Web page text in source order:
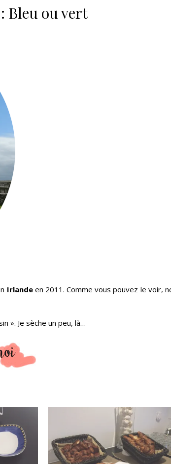
Bleu ou vert
Irlandeen 2011. Comme vous pouvez le voir,
». Je sèche un peu, là…